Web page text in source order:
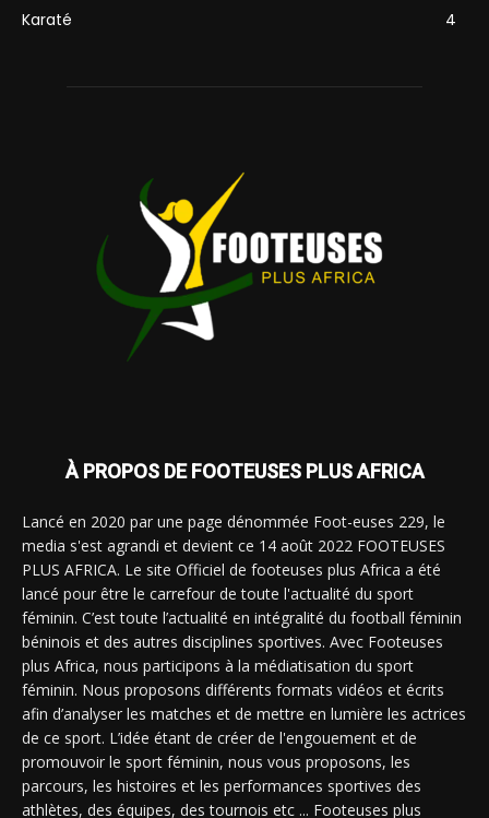
Karaté
4
À PROPOS DE FOOTEUSES PLUS AFRICA
Lancé en 2020 par une page dénommée Foot-euses 229, le
media s'est agrandi et devient ce 14 août 2022 FOOTEUSES
PLUS AFRICA. Le site Officiel de footeuses plus Africa a été
lancé pour être le carrefour de toute l'actualité du sport
féminin. C’est toute l’actualité en intégralité du football féminin
béninois et des autres disciplines sportives. Avec Footeuses
plus Africa, nous participons à la médiatisation du sport
féminin. Nous proposons différents formats vidéos et écrits
afin d’analyser les matches et de mettre en lumière les actrices
de ce sport. L’idée étant de créer de l'engouement et de
promouvoir le sport féminin, nous vous proposons, les
parcours, les histoires et les performances sportives des
athlètes, des équipes, des tournois etc ... Footeuses plus